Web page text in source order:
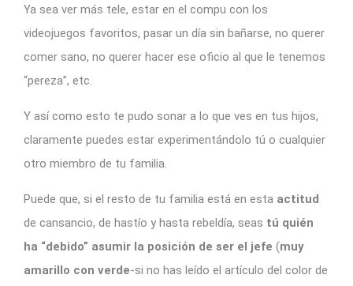
Ya sea ver más tele, estar en el compu con los
videojuegos favoritos, pasar un día sin bañarse, no querer
comer sano, no querer hacer ese oficio al que le tenemos
“pereza”, etc.
Y así como esto te pudo sonar a lo que ves en tus hijos,
claramente puedes estar experimentándolo tú o cualquier
otro miembro de tu familia.
Puede que, si el resto de tu familia está en esta actitud
de cansancio, de hastío y hasta rebeldía, seas tú quién
ha “debido” asumir la posición de ser el jefe (muy
amarillo con verde-si no has leído el artículo del color de